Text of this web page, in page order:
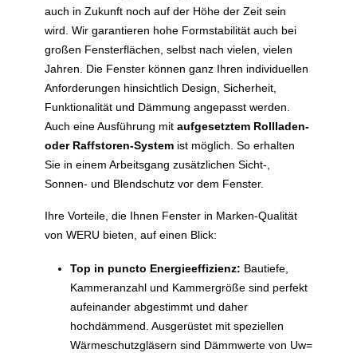
auch in Zukunft noch auf der Höhe der Zeit sein
wird. Wir garantieren hohe Formstabilität auch bei
großen Fensterflächen, selbst nach vielen, vielen
Jahren. Die Fenster können ganz Ihren individuellen
Anforderungen hinsichtlich Design, Sicherheit,
Funktionalität und Dämmung angepasst werden.
Auch eine Ausführung mit aufgesetztem Rollladen-
oder Raffstoren-System ist möglich. So erhalten
Sie in einem Arbeitsgang zusätzlichen Sicht-,
Sonnen- und Blendschutz vor dem Fenster.
Ihre Vorteile, die Ihnen Fenster in Marken-Qualität
von WERU bieten, auf einen Blick:
Top in puncto Energieeffizienz: Bautiefe,
Kammeranzahl und Kammergröße sind perfekt
aufeinander abgestimmt und daher
hochdämmend. Ausgerüstet mit speziellen
Wärmeschutzgläsern sind Dämmwerte von Uw=